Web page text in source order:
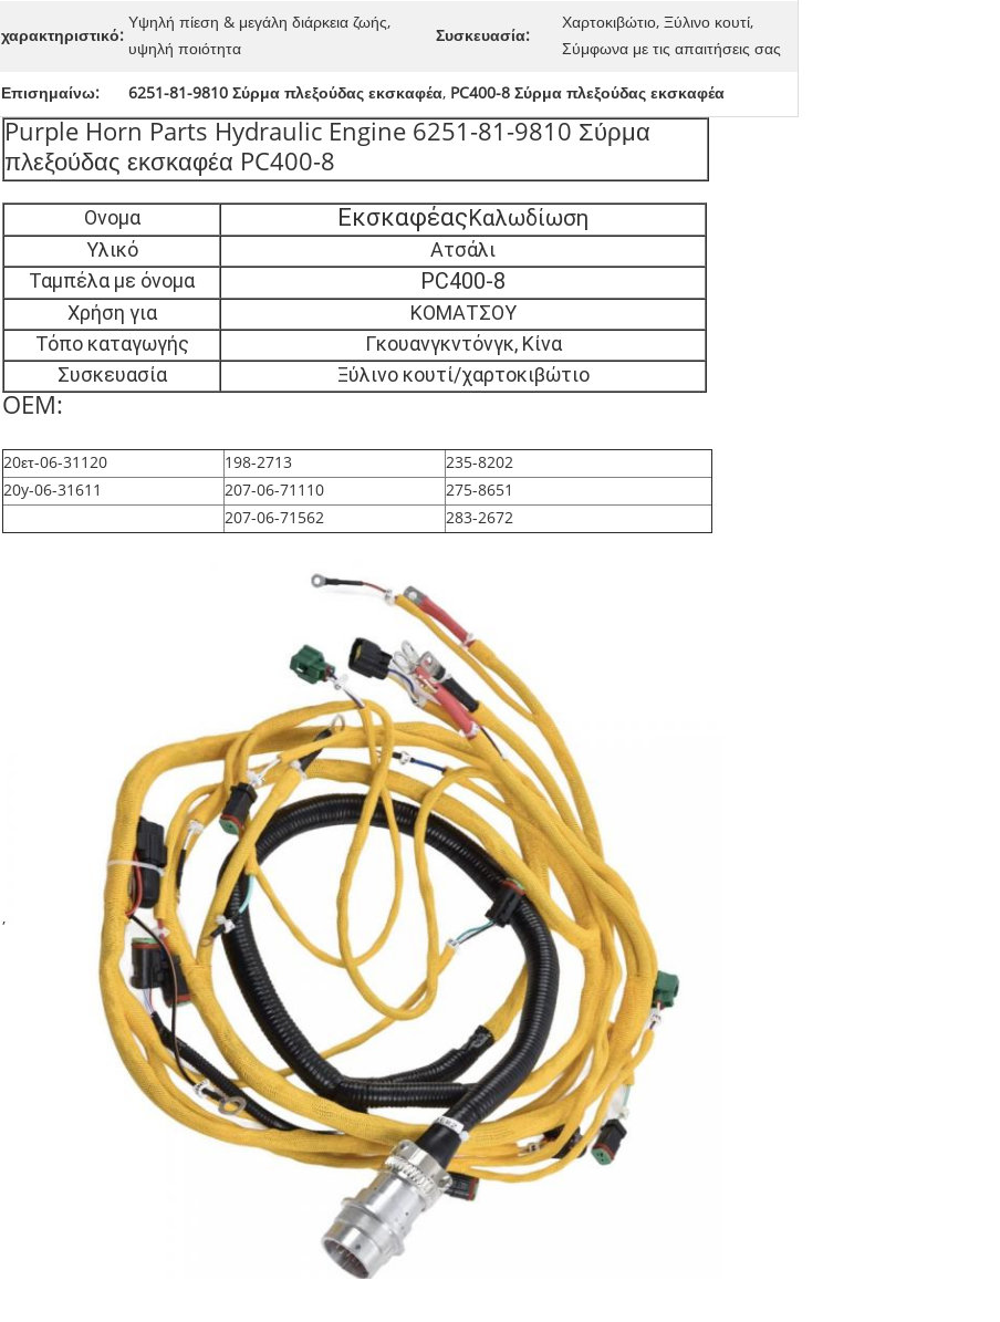
χαρακτηριστικό:
Υψηλή πίεση & μεγάλη διάρκεια ζωής,
υψηλή ποιότητα
Συσκευασία:
Χαρτοκιβώτιο, Ξύλινο κουτί,
Σύμφωνα με τις απαιτήσεις σας
Επισημαίνω: 6251-81-9810 Σύρμα πλεξούδας εκσκαφέα, PC400-8 Σύρμα πλεξούδας εκσκαφέα
Purple Horn Parts Hydraulic Engine 6251-81-9810 Σύρμα
πλεξούδας εκσκαφέα PC400-8
Ονομα ΕκσκαφέαςΚαλωδίωση
Υλικό
Ατσάλι
Ταμπέλα με όνομα
PC400-8
Χρήση για
ΚΟΜΑΤΣΟΥ
Τόπο καταγωγής
Γκουανγκντόνγκ, Κίνα
Συσκευασία
Ξύλινο κουτί/χαρτοκιβώτιο
OEM:
20ετ-06-31120 198-2713
235-8202
20y-06-31611
207-06-71110
275-8651
207-06-71562
283-2672
,